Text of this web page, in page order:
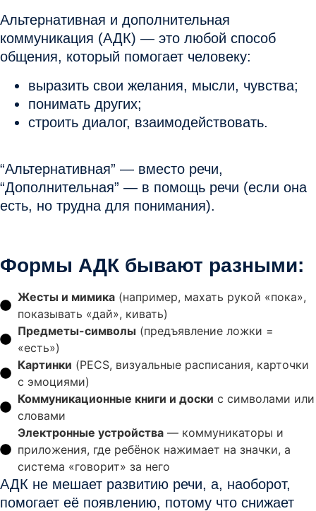
Альтернативная и дополнительная
коммуникация (АДК) — это любой способ
общения, который помогает человеку:
выразить свои желания, мысли, чувства;
понимать других;
строить диалог, взаимодействовать.
“Альтернативная” — вместо речи,
“Дополнительная” — в помощь речи (если она
есть, но трудна для понимания).
Формы АДК бывают разными:
Жесты и мимика (например, махать рукой «пока»,
показывать «дай», кивать)
Предметы-символы (предъявление ложки =
«есть»)
Картинки (PECS, визуальные расписания, карточки
с эмоциями)
Коммуникационные книги и доски с символами или
словами
Электронные устройства — коммуникаторы и
приложения, где ребёнок нажимает на значки, а
система «говорит» за него
АДК не мешает развитию речи, а, наоборот,
помогает её появлению, потому что снижает